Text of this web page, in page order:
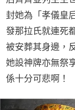
封她為「孝儀皇
發那拉氏就連死
被安葬其身邊，
她設神牌亦無祭
係十分可悲啊！